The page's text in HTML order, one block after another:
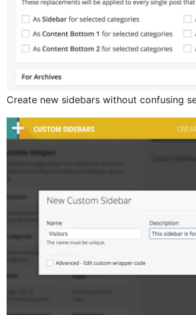
Create new sidebars without confusing